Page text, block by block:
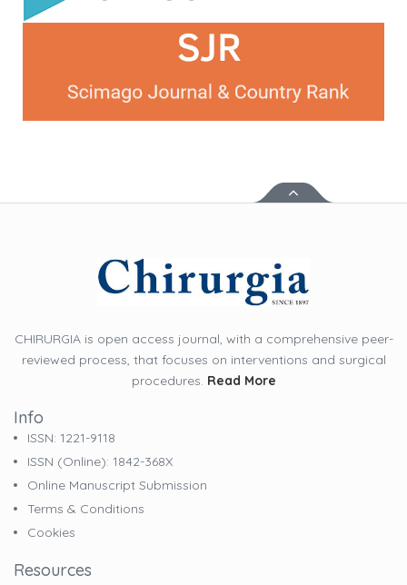
CHIRURGIA is open access journal, with a comprehensive peer-
reviewed process, that focuses on interventions and surgical
procedures. Read More
Info
ISSN: 1221-9118
ISSN (online): 1842-368X
Online Manuscript Submission
Terms & Conditions
Cookies
Resources